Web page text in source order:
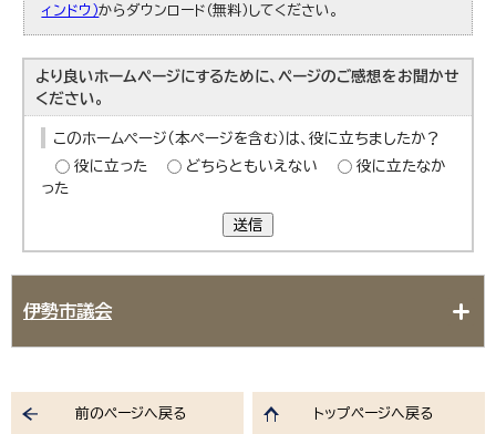
ィンドウ）からダウンロード（無料）してください。
より良いホームページにするために、ページのご感想をお聞かせ
ください。
このホームページ（本ページを含む）は、役に立ちましたか？
役に立った
どちらともいえない
役に立たなか
った
送信
伊勢市議会
前のページへ戻る トップページへ戻る